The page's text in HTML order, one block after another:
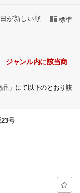
が新しい順 標準
ジャンル内に該当商
品」にて以下のとおり該
23号